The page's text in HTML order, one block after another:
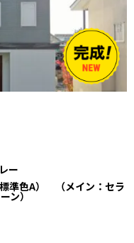
ー
標準色A） （メイン：セラ
ン）